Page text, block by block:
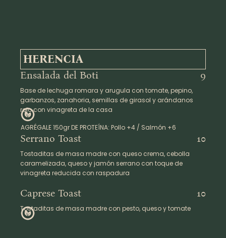
HERENCIA
Ensalada del Boti 9
Base de lechuga romara y arugula con tomate, pepino,
garbanzos, zanahoria, semillas de girasol y arándanos
rojo con vinagreta de la casa
AGRÉGALE 150gr DE PROTEÍNA: Pollo +4 / Salmón +6
Serrano Toast 10
Tostaditas de masa madre con queso crema, cebolla
caramelizada, queso y jamón serrano con toque de
vinagreta reducida con raspadura
Caprese Toast 10
Tostaditas de masa madre con pesto, queso y tomate